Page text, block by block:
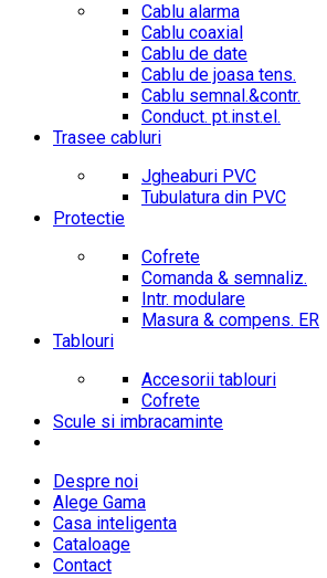
Cablu alarma
Cablu coaxial
Cablu de date
Cablu de joasa tens.
Cablu semnal.&contr.
Conduct. pt.inst.el.
Trasee cabluri
Jgheaburi PVC
Tubulatura din PVC
Protectie
Cofrete
Comanda & semnaliz.
Intr. modulare
Masura & compens. ER
Tablouri
Accesorii tablouri
Cofrete
Scule si imbracaminte
Despre noi
Alege Gama
Casa inteligenta
Cataloage
Contact